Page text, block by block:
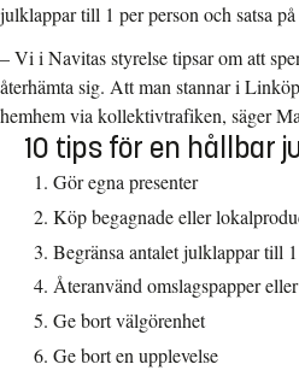
julklappar till 1 per person och satsa
– Vi i Navitas styrelse tipsar om att
återhämta sig. Att man stannar i
hemhem via kollektivtrafiken, säger
10 tips för en hållbar
Gör egna presenter
Köp begagnade eller
Begränsa antalet julklappar till
Återanvänd omslagspapper
Ge bort välgörenhet
Ge bort en upplevelse